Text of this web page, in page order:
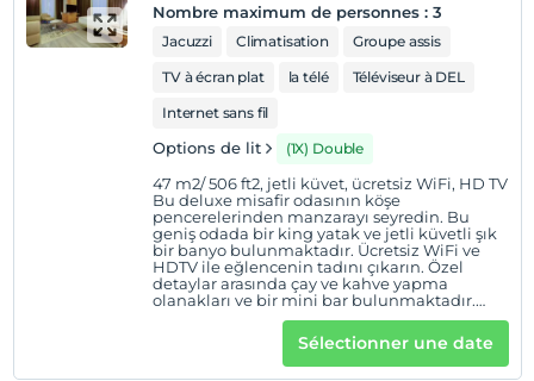
Nombre maximum de personnes : 3
Jacuzzi Climatisation
Groupe assis
TV à écran plat
la télé
Téléviseur à DEL
Internet sans fil
Options de lit (1X) Double
47 m2/ 506 ft2, jetli küvet, ücretsiz WiFi, HD TV
Bu deluxe misafir odasının köşe
pencerelerinden manzarayı seyredin. Bu
geniş odada bir king yatak ve jetli küvetli şık
bir banyo bulunmaktadır. Ücretsiz WiFi ve
HDTV ile eğlencenin tadını çıkarın. Özel
detaylar arasında çay ve kahve yapma
olanakları ve bir mini bar bulunmaktadır.
Tekerlekli yatak sayesinde 3 misafir
Sélectionner une date